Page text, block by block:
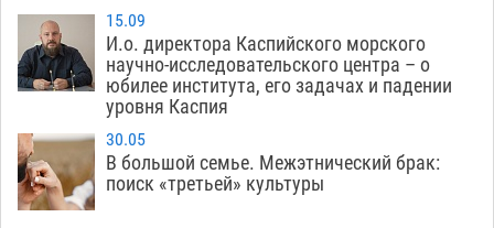
15.09
И.о. директора Каспийского морского
научно-исследовательского центра – о
юбилее института, его задачах и падении
уровня Каспия
30.05
В большой семье. Межэтнический брак:
поиск «третьей» культуры